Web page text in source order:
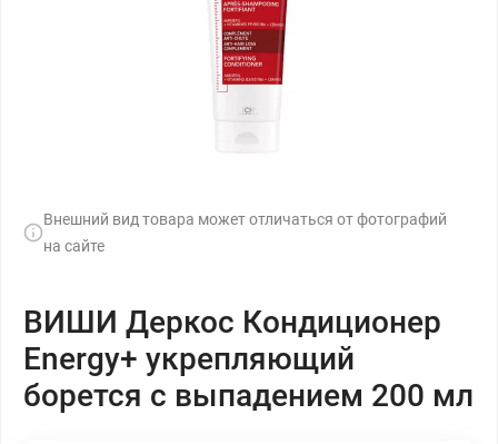
Внешний вид товара может отличаться от фотографий
на сайте
ВИШИ Деркос Кондиционер
Energy+ укрепляющий
борется с выпадением 200 мл